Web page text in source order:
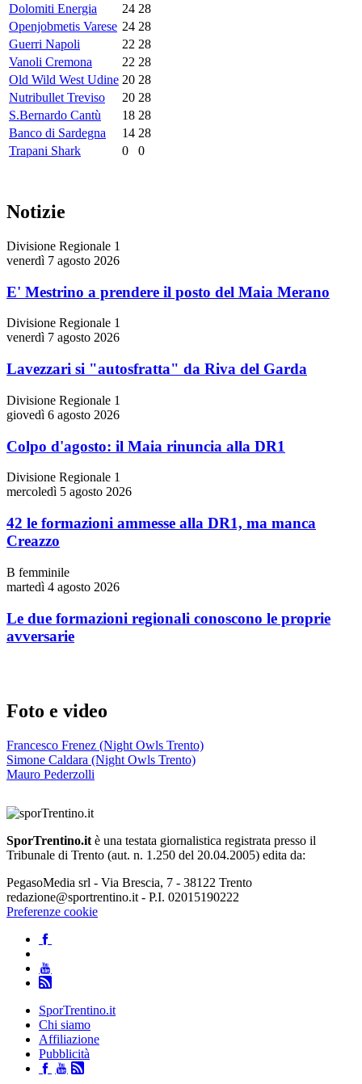
Dolomiti Energia 24 28
Openjobmetis Varese 24 28
Guerri Napoli
22 28
Vanoli Cremona
22 28
Old Wild West Udine 20 28
Nutribullet Treviso
20 28
S.Bernardo Cantù
18 28
Banco di Sardegna
14 28
Trapani Shark
0 0
Notizie
Divisione Regionale 1
venerdì 7 agosto 2026
E' Mestrino a prendere il posto del Maia Merano
Divisione Regionale 1
venerdì 7 agosto 2026
Lavezzari si "autosfratta" da Riva del Garda
Divisione Regionale 1
giovedì 6 agosto 2026
Colpo d'agosto: il Maia rinuncia alla DR1
Divisione Regionale 1
mercoledì 5 agosto 2026
42 le formazioni ammesse alla DR1, ma manca
Creazzo
B femminile
martedì 4 agosto 2026
Le due formazioni regionali conoscono le proprie
avversarie
Foto e video
Francesco Frenez (Night Owls Trento)
Simone Caldara (Night Owls Trento)
Mauro Pederzolli
SporTrentino.it è una testata giornalistica registrata presso il
Tribunale di Trento (aut. n. 1.250 del 20.04.2005) edita da:
PegasoMedia srl - Via Brescia, 7 - 38122 Trento
redazione@sportrentino.it - P.I. 02015190222
Preferenze cookie
SporTrentino.it
Chi siamo
Affiliazione
Pubblicità